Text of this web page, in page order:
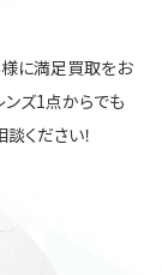
に満足買取をお
ンズ1点からでも
ください！